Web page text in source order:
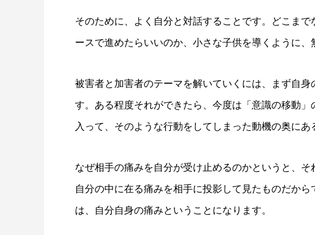
そのために、よく自分と対話することです。どこま
ースで進めたらいいのか、小さな子供を導くように、
被害者と加害者のテーマを解いていくには、まず自
す。ある程度それができたら、今度は「意識の移動
入って、そのような行動をしてしまった動機の奥にあ
なぜ相手の痛みを自分が受け止めるのかというと、
自分の中に在る痛みを相手に投影して見たものだか
は、自分自身の痛みということになります。